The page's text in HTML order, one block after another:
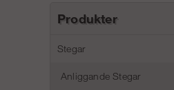
Produkter
Stegar
Anliggande Stegar